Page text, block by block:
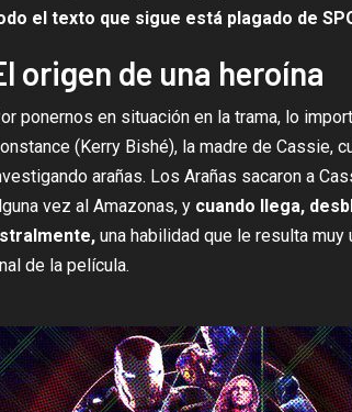
el texto que sigue está plagado de
origen de una heroína
ponernos en situación en la trama, lo
(Kerry Bishé), la madre de Cassie,
arañas. Los Arañas sacaron a
vez al Amazonas, y cuando llega,
una habilidad que le resulta
de la película.